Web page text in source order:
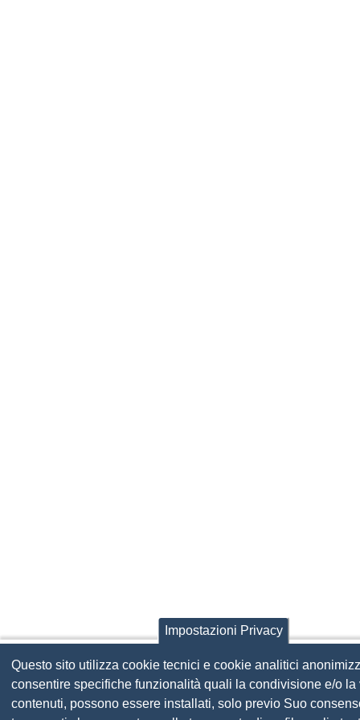
Impostazioni Privacy
Questo sito utilizza cookie tecnici e cookie analitici
consentire specifiche funzionalità quali la condivisione e/o la
contenuti, possono essere installati, solo previo Suo